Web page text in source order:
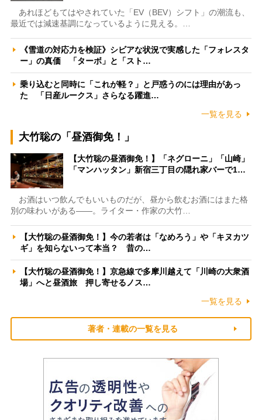
あれほどもてはやされていた「EV（BEV）シフト」の潮流も、
最近では減速基調になっているように見える。…
《雪道の対応力を検証》シビアな状況で実感した「フォレスタ
ー」の真価 「ターボ」と「スト…
乗り込むと同時に「これが軽？」と戸惑うのには理由があっ
た 「日産ルークス」さらなる躍進…
一覧を見る
大竹聡の「昼酒御免！」
【大竹聡の昼酒御免！】「ネグローニ」「山崎」
「マンハッタン」新宿三丁目の隠れ家バーで1…
お酒はいつ飲んでもいいものだが、昼から飲むお酒にはまた格
別の味わいがある――。ライター・作家の大竹…
【大竹聡の昼酒御免！】今の若者は「なめろう」や「キヌカツ
ギ」を知らないって本当？ 昔の…
【大竹聡の昼酒御免！】京急線で多摩川越えて「川崎の大衆酒
場」へと昼酒旅 押し寄せるノス…
一覧を見る
著者・連載の一覧を見る